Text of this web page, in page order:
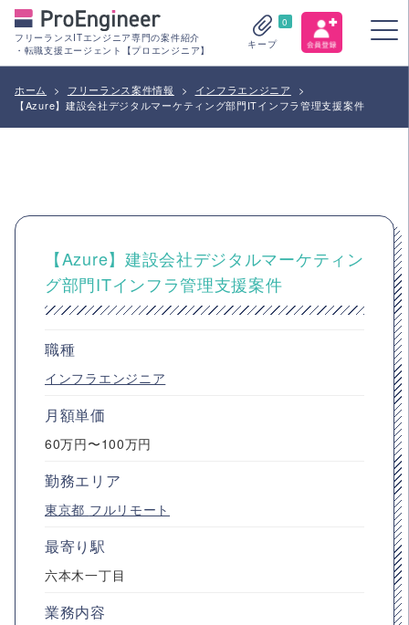
フリーランスITエンジニア専門の案件紹介
・転職支援エージェント【プロエンジニア】
0
キープ
ホーム > フリーランス案件情報 > インフラエンジニア
>
【Azure】建設会社デジタルマーケティング部門ITインフラ管理支援案件
【Azure】建設会社デジタルマーケティン
グ部門ITインフラ管理支援案件
職種
インフラエンジニア
月額単価
60万円〜100万円
勤務エリア
東京都 フルリモート
最寄り駅
六本木一丁目
業務内容